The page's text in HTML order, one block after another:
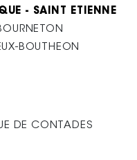
- SAINT ETIENNE
BOUTHEON
DE CONTADES